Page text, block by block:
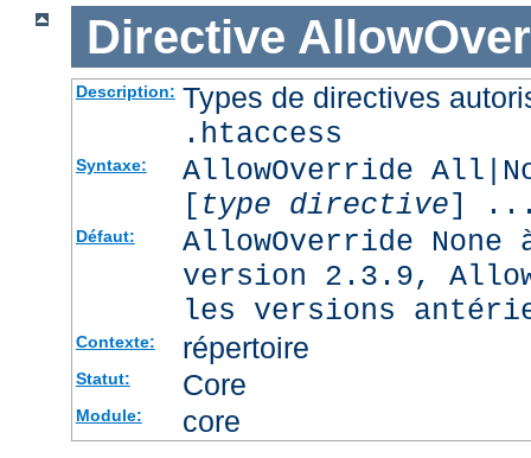
Directive
Description: Types de directives
.htaccess
Syntaxe:
AllowOverride
[ type directive]
Défaut:
AllowOverride
version 2.3.9,
les versions
Contexte: répertoire
Statut: Core
Module: core